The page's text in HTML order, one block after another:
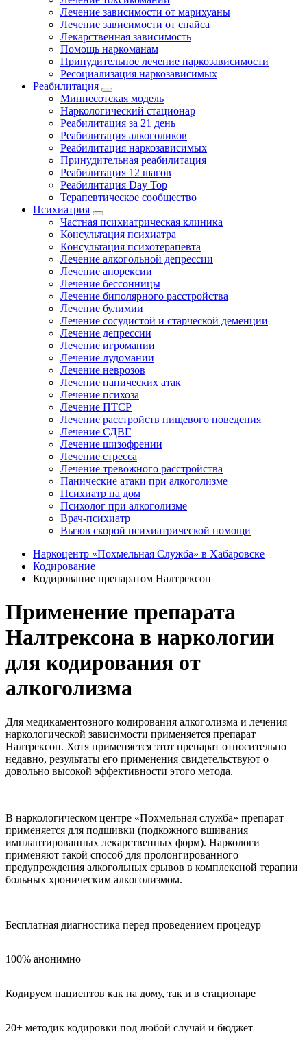
Лечение зависимости от марихуаны
Лечение зависимости от спайса
Лекарственная зависимость
Помощь наркоманам
Принудительное лечение наркозависимости
Ресоциализация наркозависимых
Реабилитация
Миннесотская модель
Наркологический стационар
Реабилитация за 21 день
Реабилитация алкоголиков
Реабилитация наркозависимых
Принудительная реабилитация
Реабилитация 12 шагов
Реабилитация Day Top
Терапевтическое сообщество
Психиатрия
Частная психиатрическая клиника
Консультация психиатра
Консультация психотерапевта
Лечение алкогольной депрессии
Лечение анорексии
Лечение бессонницы
Лечение биполярного расстройства
Лечение булимии
Лечение сосудистой и старческой деменции
Лечение депрессии
Лечение игромании
Лечение лудомании
Лечение неврозов
Лечение панических атак
Лечение психоза
Лечение ПТСР
Лечение расстройств пищевого поведения
Лечение СДВГ
Лечение шизофрении
Лечение стресса
Лечение тревожного расстройства
Панические атаки при алкоголизме
Психиатр на дом
Психолог при алкоголизме
Врач-психиатр
Вызов скорой психиатрической помощи
Наркоцентр «Похмельная Служба» в Хабаровске
Кодирование
Кодирование препаратом Налтрексон
Применение препарата
Налтрексона в наркологии
для кодирования от
алкоголизма
Для медикаментозного кодирования алкоголизма и лечения
наркологической зависимости применяется препарат
Налтрексон. Хотя применяется этот препарат относительно
недавно, результаты его применения свидетельствуют о
довольно высокой эффективности этого метода.
В наркологическом центре «Похмельная служба» препарат
применяется для подшивки (подкожного вшивания
имплантированных лекарственных форм). Наркологи
применяют такой способ для пролонгированного
предупреждения алкогольных срывов в комплексной терапии
больных хроническим алкоголизмом.
Бесплатная диагностика перед проведением процедур
100% анонимно
Кодируем пациентов как на дому, так и в стационаре
20+ методик кодировки под любой случай и бюджет